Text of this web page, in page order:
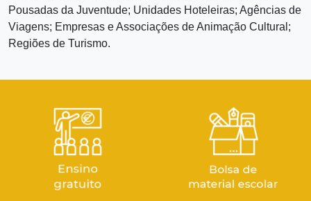
Pousadas da Juventude; Unidades Hoteleiras; Agências de
Viagens; Empresas e Associações de Animação Cultural;
Regiões de Turismo.